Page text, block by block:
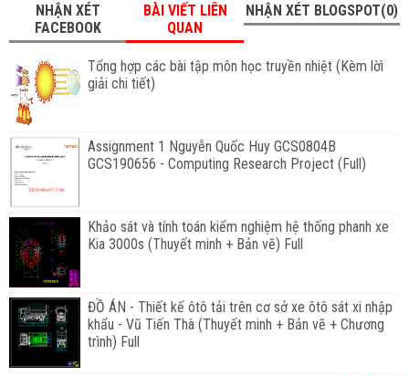
NHẬN XÉT
FACEBOOK
BÀI VIẾT LIÊN
QUAN
NHẬN XÉT BLOGSPOT(0)
Tổng hợp các bài tập môn học truyền nhiệt (Kèm lờì
giải chi tiết)
Assignment 1 Nguyễn Quốc Huy GCS0804B
GCS190656 - Computing Research Project (Full)
Khảo sát và tính toán kiểm nghiệm hệ thống phanh xe
Kia 3000s (Thuyết minh + Bản vẽ) Full
ĐỒ ÁN - Thiết kế ôtô tải trên cơ sở xe ôtô sát xi nhập
khẩu - Vũ Tiến Thà (Thuyết minh + Bản vẽ + Chương
trình) Full